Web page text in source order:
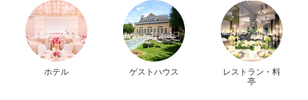
ホテル ゲストハウス
レストラン・料
亭